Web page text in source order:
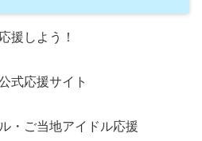
援しよう！
式応援サイト
・ご当地アイドル応援